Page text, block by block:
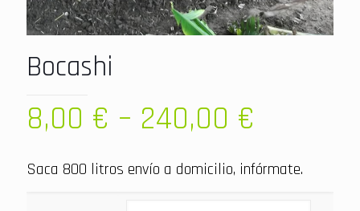
Bocashi
8,00 € – 240,00 €
Saca 800 litros envío a domicilio, infórmate.